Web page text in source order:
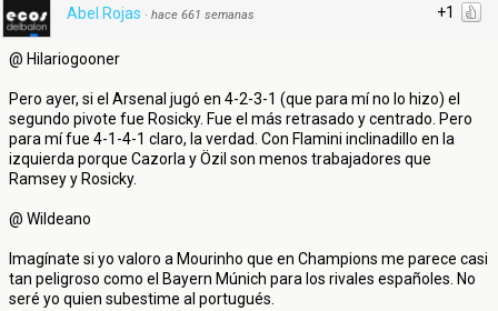
+1
Abel Rojas · hace 661 semanas
@ Hilariogooner
Pero ayer, si el Arsenal jugó en 4-2-3-1 (que para mí no lo hizo) el
segundo pivote fue Rosicky. Fue el más retrasado y centrado. Pero
para mí fue 4-1-4-1 claro, la verdad. Con Flamini inclinadillo en la
izquierda porque Cazorla y Özil son menos trabajadores que
Ramsey y Rosicky.
@ Wildeano
Imagínate si yo valoro a Mourinho que en Champions me parece casi
tan peligroso como el Bayern Múnich para los rivales españoles. No
seré yo quien subestime al portugués.